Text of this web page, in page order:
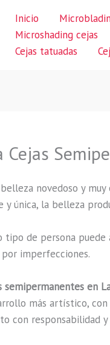
Inicio
Microshading cejas
Cejas tatuadas
Cejas
novedoso y muy
y única, la belleza
tipo de persona
imperfecciones.
semipermanentes en
más artístico,
con responsabilidad